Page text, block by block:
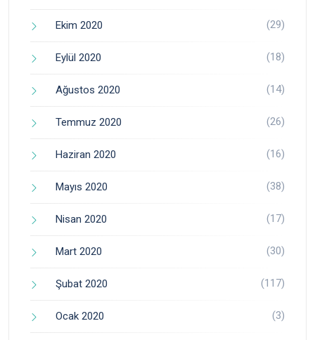
Ekim 2020 (29)
Eylül 2020 (18)
Ağustos 2020 (14)
Temmuz 2020 (26)
Haziran 2020 (16)
Mayıs 2020 (38)
Nisan 2020 (17)
Mart 2020 (30)
Şubat 2020 (117)
Ocak 2020 (3)